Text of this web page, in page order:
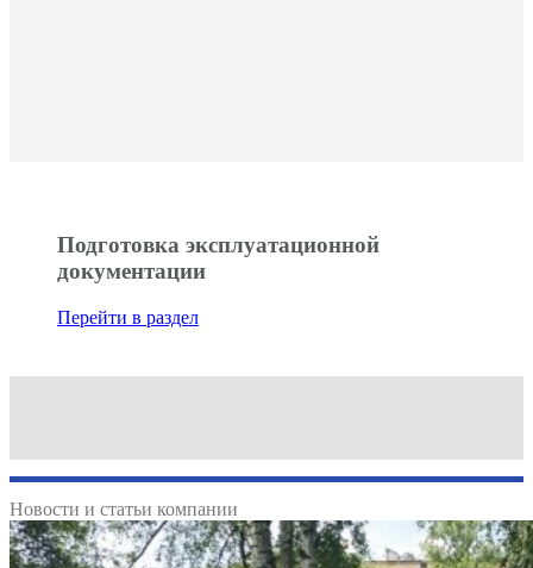
Подготовка эксплуатационной
документации
Перейти в раздел
Новости и статьи компании